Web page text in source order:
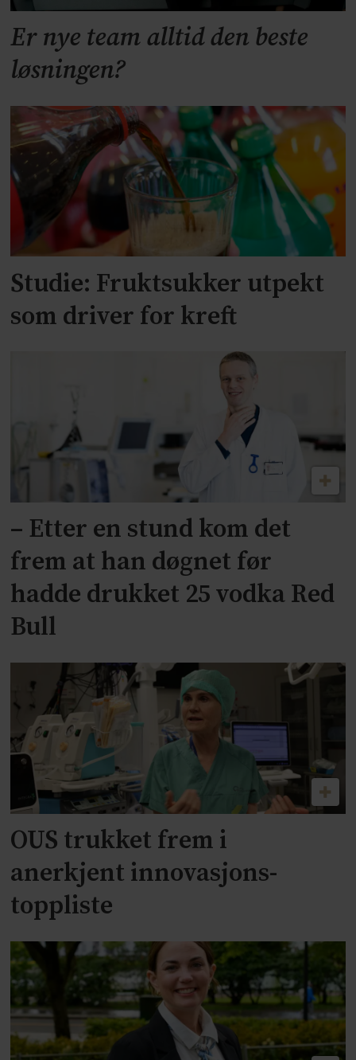
Er nye team alltid den beste
løsningen?
Studie: Fruktsukker utpekt
som driver for kreft
– Etter en stund kom det
frem at han døgnet før
hadde drukket 25 vodka Red
Bull
OUS trukket frem i
anerkjent innovasjons-
toppliste